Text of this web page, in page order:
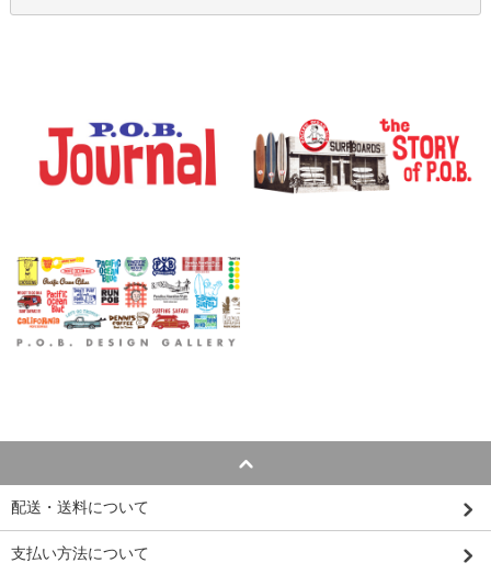
配送・送料について
支払い方法について